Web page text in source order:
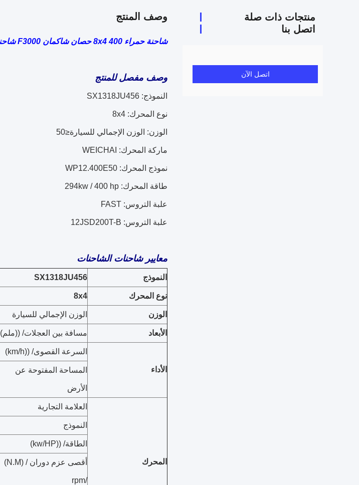
منتجات ذات صلة
اتصل بنا
اتصل الآن
وصف المنتج
شاحنة حمراء 8x4 400 حصان شاكمان F3000 شاحنة يورو V
وصف مفصل للمنتج
النموذج: SX1318JU456
نوع المحرك: 8x4
الوزن: الوزن الإجمالي للسيارة≤50
ماركة المحرك: WEICHAI
نموذج المحرك: WP12.400E50
طاقة المحرك: 294kw / 400 hp
علبة التروس: FAST
علبة التروس: 12JSD200T-B
معايير شاحنات الشاحنات
النموذج SX1318JU456
نوع المحرك 8x4
الوزن الوزن الإجمالي للسيارة
الأبعاد مسافة بين العجلات/ ((ملم)
الأداء
السرعة القصوى/ ((km/h)
المساحة المفتوحة عن
الأرض
المحرك
العلامة التجارية
النموذج
الطاقة/ ((kw/HP)
أقصى عزم دوران / (N.M)
/rpm